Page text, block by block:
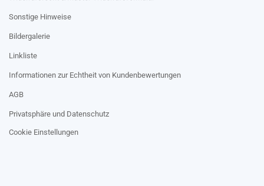
Sonstige Hinweise
Bildergalerie
Linkliste
Informationen zur Echtheit von Kundenbewertungen
AGB
Privatsphäre und Datenschutz
Cookie Einstellungen